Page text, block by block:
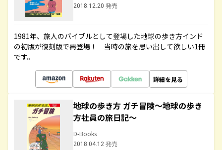
2018.12.20 発売
1981年、旅人のバイブルとして登場した地球の歩き方インド
の初版が復刻版で再登場！ 当時の旅を思い出して欲しい1冊
です。
詳細を見る
地球の歩き方 ガチ冒険～地球の歩き
方社員の旅日記～
D-Books
2018.04.12 発売